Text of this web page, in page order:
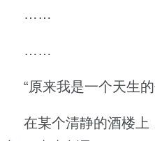
……
……
“原来我是一个天生的
在某个清静的酒楼上